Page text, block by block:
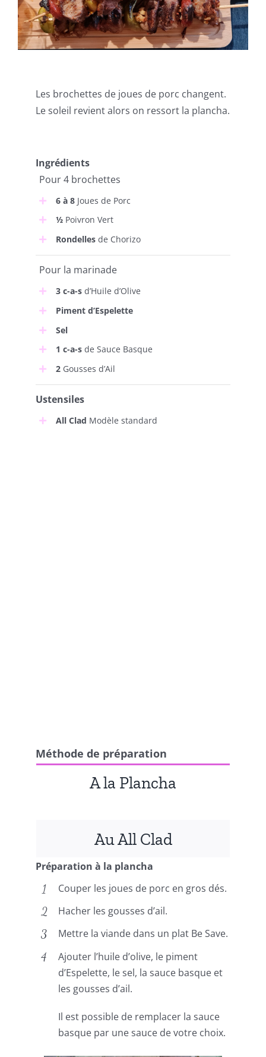
Les brochettes de joues de porc changent.
Le soleil revient alors on ressort la plancha.
Ingrédients
Pour 4 brochettes
6 à 8Joues de Porc
½Poivron Vert
Rondellesde Chorizo
Pour la marinade
3 c-a-sd’Huile d’Olive
Piment d’Espelette
Sel
1 c-a-sde Sauce Basque
2Gousses d’Ail
Ustensiles
All Clad Modèle standard
Méthode de préparation
A la Plancha
Au All Clad
Préparation à la plancha
Couper les joues de porc en gros dés.
Hacher les gousses d’ail.
Mettre la viande dans un plat Be Save.
Ajouter l’huile d’olive, le piment
d’Espelette, le sel, la sauce basque et
les gousses d’ail.
Il est possible de remplacer la sauce
basque par une sauce de votre choix.